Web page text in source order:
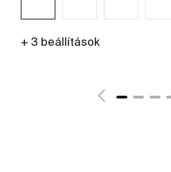
+ 3 beállítások